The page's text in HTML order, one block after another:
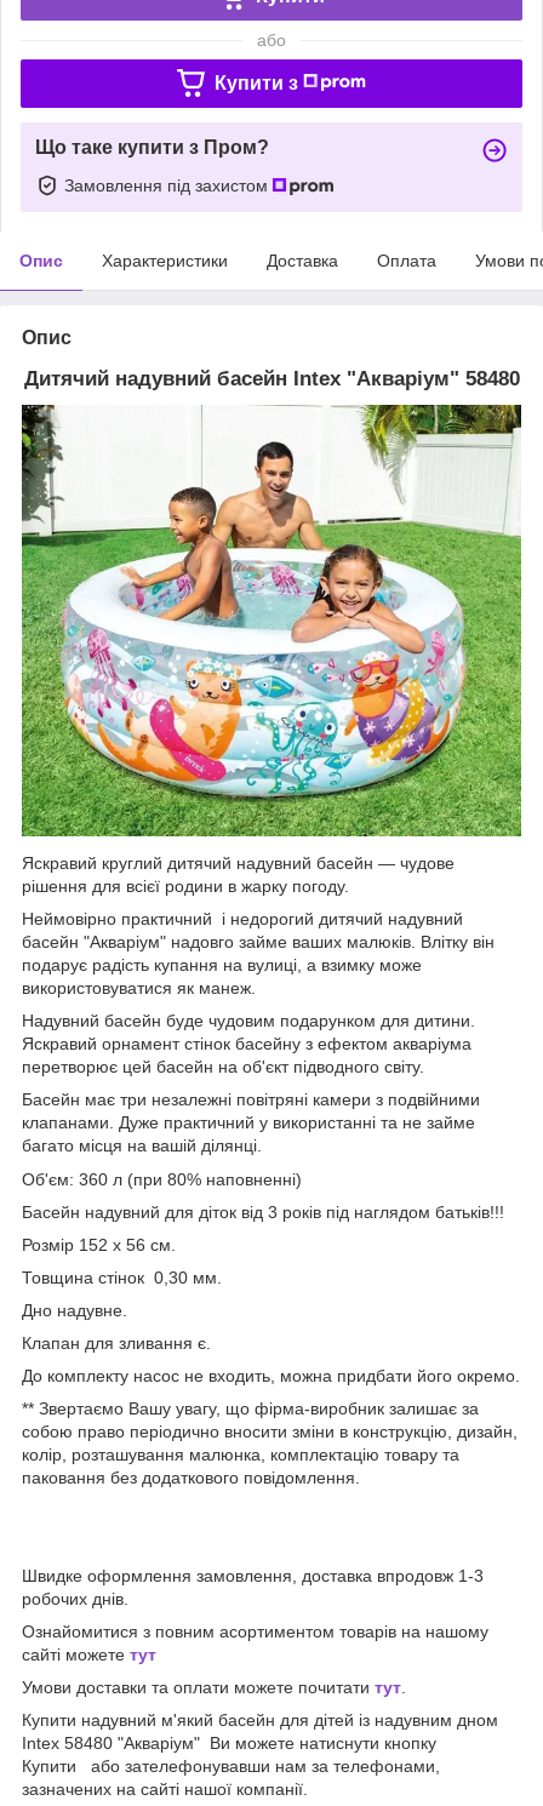
або
Купити з
Що таке купити з Пром?
Замовлення під захистом
Опис Характеристики Доставка Оплата Умови
Опис
Дитячий надувний басейн Intex "Акваріум" 58480
Яскравий круглий дитячий надувний басейн — чудове
рішення для всієї родини в жарку погоду.
Неймовірно практичний і недорогий дитячий надувний
басейн "Акваріум" надовго займе ваших малюків. Влітку він
подарує радість купання на вулиці, а взимку може
використовуватися як манеж.
Надувний басейн буде чудовим подарунком для дитини.
Яскравий орнамент стінок басейну з ефектом акваріума
перетворює цей басейн на об'єкт підводного світу.
Басейн має три незалежні повітряні камери з подвійними
клапанами. Дуже практичний у використанні та не займе
багато місця на вашій ділянці.
Об'єм: 360 л (при 80% наповненні)
Басейн надувний для діток від 3 років під наглядом батьків!!!
Розмір 152 х 56 см.
Товщина стінок 0,30 мм.
Дно надувне.
Клапан для зливання є.
До комплекту насос не входить, можна придбати його окремо.
** Звертаємо Вашу увагу, що фірма-виробник залишає за
собою право періодично вносити зміни в конструкцію, дизайн,
колір, розташування малюнка, комплектацію товару та
паковання без додаткового повідомлення.
Швидке оформлення замовлення, доставка впродовж 1-3
робочих днів.
Ознайомитися з повним асортиментом товарів на нашому
сайті можете тут
Умови доставки та оплати можете почитати тут
Купити надувний м'який басейн для дітей із надувним дном
Intex 58480 "Акваріум" Ви можете натиснути кнопку
Купити або зателефонувавши нам за телефонами,
зазначених на сайті нашої компанії.